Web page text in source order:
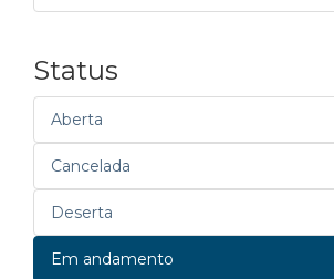
Status
Aberta
Cancelada
Deserta
Em andamento